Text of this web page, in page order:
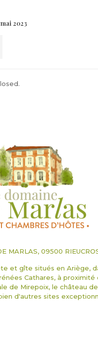
2023
MARLAS, 09500
et gîte situés en Ariège,
Cathares, à proximité
de Mirepoix, le château de
d'autres sites